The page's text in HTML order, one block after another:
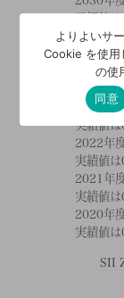
2025年
実績値
2024年
実績値
2023年
実績値は
2022年
実績値は
2021年
実績値は
2020年
実績値は
SII
よりよいサ
Cookie を使用
の使
同意